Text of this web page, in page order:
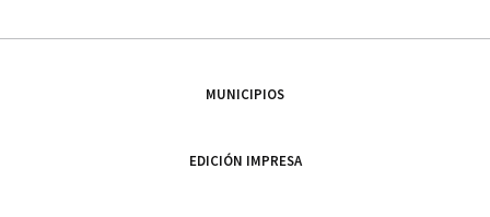
MUNICIPIOS
EDICIÓN IMPRESA